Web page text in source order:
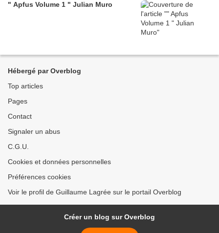
" Apfus Volume 1 " Julian Muro
Hébergé par Overblog
Top articles
Pages
Contact
Signaler un abus
C.G.U.
Cookies et données personnelles
Préférences cookies
Voir le profil de Guillaume Lagrée sur le portail Overblog
Créer un blog sur Overblog